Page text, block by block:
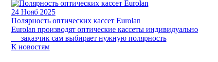
24 Нояб 2025
Полярность оптических кассет Eurolan
Eurolan производят оптические кассеты индивидуально
— заказчик сам выбирает нужную полярность
К новостям